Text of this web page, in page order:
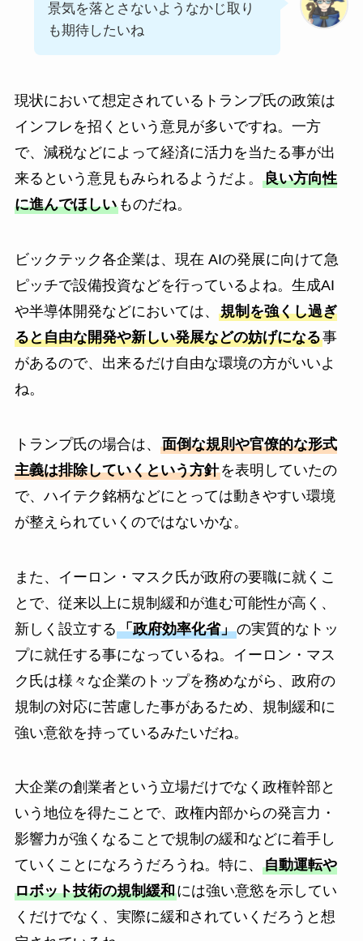
景気を落とさないようなかじ取り
も期待したいね
現状において想定されているトランプ氏の政策は
インフレを招くという意見が多いですね。一方
で、減税などによって経済に活力を当たる事が出
来るという意見もみられるようだよ。 良い方向性
に進んでほしいものだね。
ビックテック各企業は、現在 AIの発展に向けて急
ピッチで設備投資などを行っているよね。生成AI
や半導体開発などにおいては、 規制を強くし過ぎ
ると自由な開発や新しい発展などの妨げになる事
があるので、出来るだけ自由な環境の方がいいよ
ね。
トランプ氏の場合は、 面倒な規則や官僚的な形式
主義は排除していくという方針を表明していたの
で、ハイテク銘柄などにとっては動きやすい環境
が整えられていくのではないかな。
また、イーロン・マスク氏が政府の要職に就くこ
とで、従来以上に規制緩和が進む可能性が高く、
新しく設立する「政府効率化省」の実質的なトッ
プに就任する事になっているね。イーロン・マス
ク氏は様々な企業のトップを務めながら、政府の
規制の対応に苦慮した事があるため、規制緩和に
強い意欲を持っているみたいだね。
大企業の創業者という立場だけでなく政権幹部と
いう地位を得たことで、政権内部からの発言力・
影響力が強くなることで規制の緩和などに着手し
ていくことになろうだろうね。特に、 自動運転や
ロボット技術の規制緩和には強い意慾を示してい
くだけでなく、実際に緩和されていくだろうと想